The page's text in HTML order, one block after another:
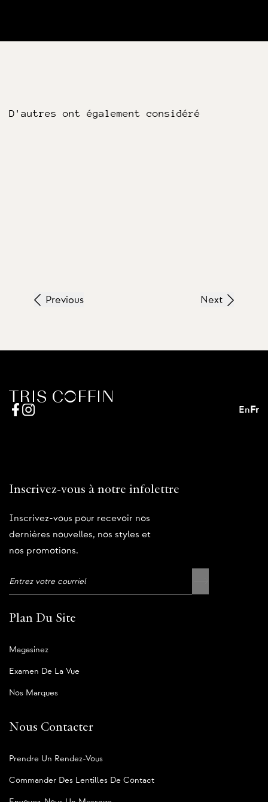
D'autres ont également considéré
Previous Next
En Fr
Inscrivez-vous à notre infolettre
Inscrivez-vous pour recevoir nos
dernières nouvelles, nos styles et
nos promotions.
Plan Du Site
Magasinez
Examen De La Vue
Nos Marques
Nous Contacter
Prendre Un Rendez-Vous
Commander Des Lentilles De Contact